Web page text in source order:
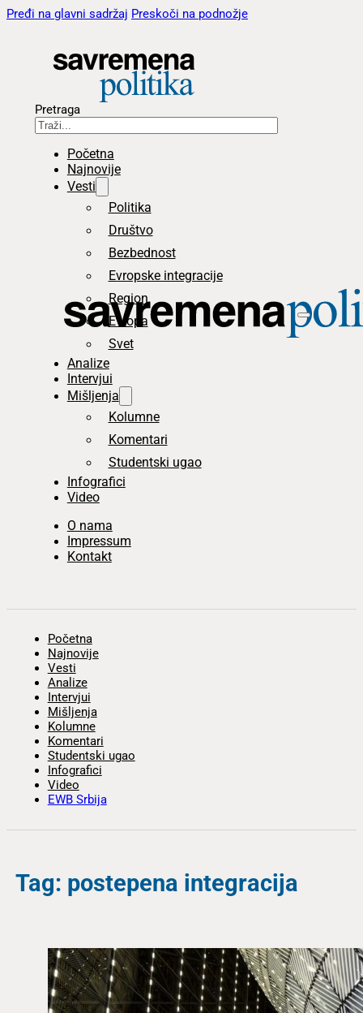
Pređi na glavni sadržaj Preskoči na podnožje
Pretraga
Početna
Najnovije
Vesti
Politika
Društvo
Bezbednost
Evropske integracije
Region
Evropa
Svet
Analize
Intervjui
Mišljenja
Kolumne
Komentari
Studentski ugao
Infografici
Video
O nama
Impressum
Kontakt
Početna
Najnovije
Vesti
Analize
Intervjui
Mišljenja
Kolumne
Komentari
Studentski ugao
Infografici
Video
EWB Srbija
Tag: postepena integracija